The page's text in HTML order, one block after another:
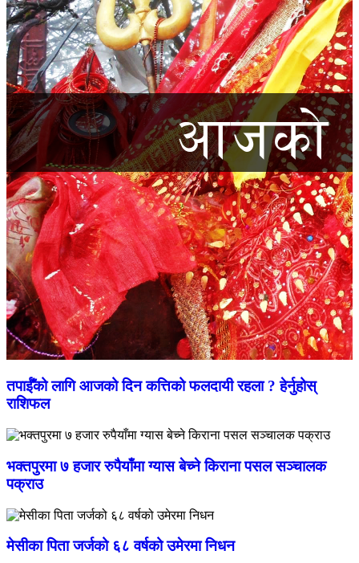
तपाईँको लागि आजको दिन कत्तिको फलदायी रहला ? हेर्नुहोस्
राशिफल
भक्तपुरमा ७ हजार रुपैयाँमा ग्यास बेच्ने किराना पसल सञ्चालक
पक्राउ
मेसीका पिता जर्जको ६८ वर्षको उमेरमा निधन